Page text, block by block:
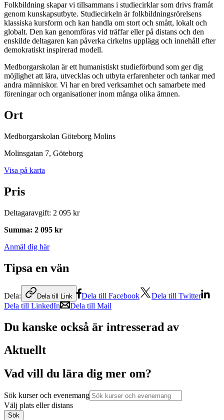
Folkbildning skapar vi tillsammans i studiecirklar som drivs framåt
genom kunskapsutbyte. Studiecirkeln är folkbildningsrörelsens
klassiska kursform och kan handla om stort och smått, lokalt och
globalt. Den kan genomföras vid träffar eller på distans och den
enskilde deltagaren kan påverka cirkelns upplägg och innehåll efter
demokratiskt inspirerad modell.
Medborgarskolan är ett humanistiskt studieförbund som ger dig
möjlighet att lära, utvecklas och utbyta erfarenheter och tankar med
andra människor. Vi har en bred verksamhet och samarbete med
föreningar och organisationer inom många olika ämnen.
Ort
Medborgarskolan Göteborg Molins
Molinsgatan 7, Göteborg
Visa på karta
Pris
Deltagaravgift: 2 095 kr
Summa: 2 095 kr
Anmäl dig här
Tipsa en vän
Dela: Dela till Link Dela till Facebook
Dela till Twitter
Dela till LinkedIn
Dela till Mail
Du kanske också är intresserad av
Aktuellt
Vad vill du lära dig mer om?
Sök kurser och evenemang
Välj plats eller distans
Sök